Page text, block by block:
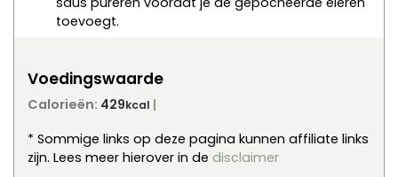
toevoegt.
Voedingswaarde
Calorieën: 429kcal
* Sommige links op deze pagina kunnen affiliate links
zijn. Lees meer hierover in de
disclaimer